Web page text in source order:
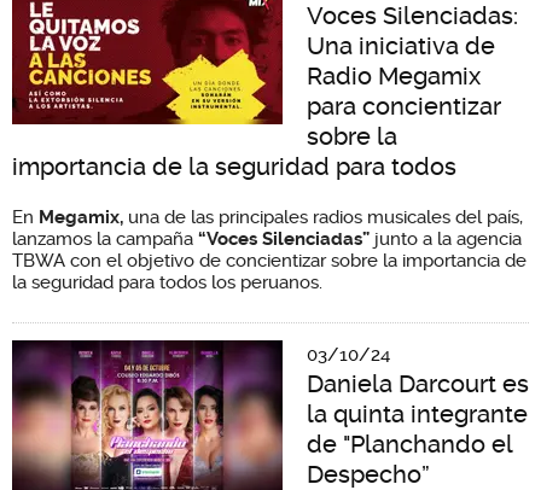
Voces Silenciadas:
Una iniciativa de
Radio Megamix
para concientizar
sobre la
importancia de la seguridad para todos
En Megamix, una de las principales radios musicales del país,
lanzamos la campaña “Voces Silenciadas” junto a la agencia
TBWA con el objetivo de concientizar sobre la importancia de
la seguridad para todos los peruanos.
03/10/24
Daniela Darcourt es
la quinta integrante
de "Planchando el
Despecho”